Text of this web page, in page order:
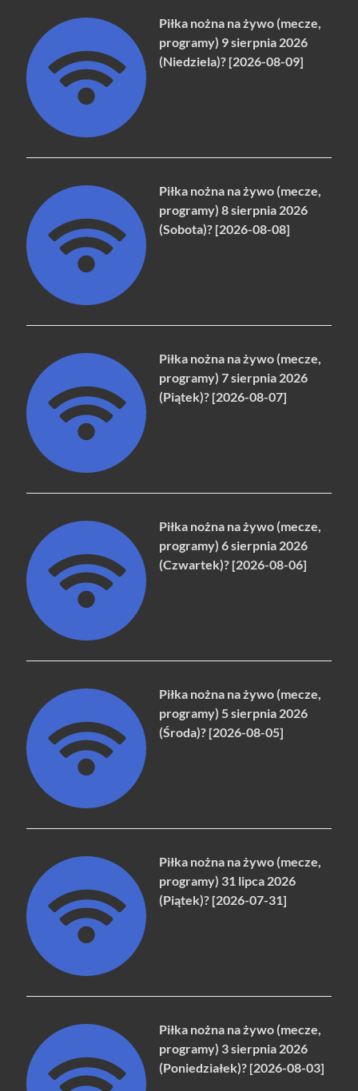
Piłka nożna na żywo (mecze,
programy) 9 sierpnia 2026
(Niedziela)? [2026-08-09]
Piłka nożna na żywo (mecze,
programy) 8 sierpnia 2026
(Sobota)? [2026-08-08]
Piłka nożna na żywo (mecze,
programy) 7 sierpnia 2026
(Piątek)? [2026-08-07]
Piłka nożna na żywo (mecze,
programy) 6 sierpnia 2026
(Czwartek)? [2026-08-06]
Piłka nożna na żywo (mecze,
programy) 5 sierpnia 2026
(Środa)? [2026-08-05]
Piłka nożna na żywo (mecze,
programy) 31 lipca 2026
(Piątek)? [2026-07-31]
Piłka nożna na żywo (mecze,
programy) 3 sierpnia 2026
(Poniedziałek)? [2026-08-03]